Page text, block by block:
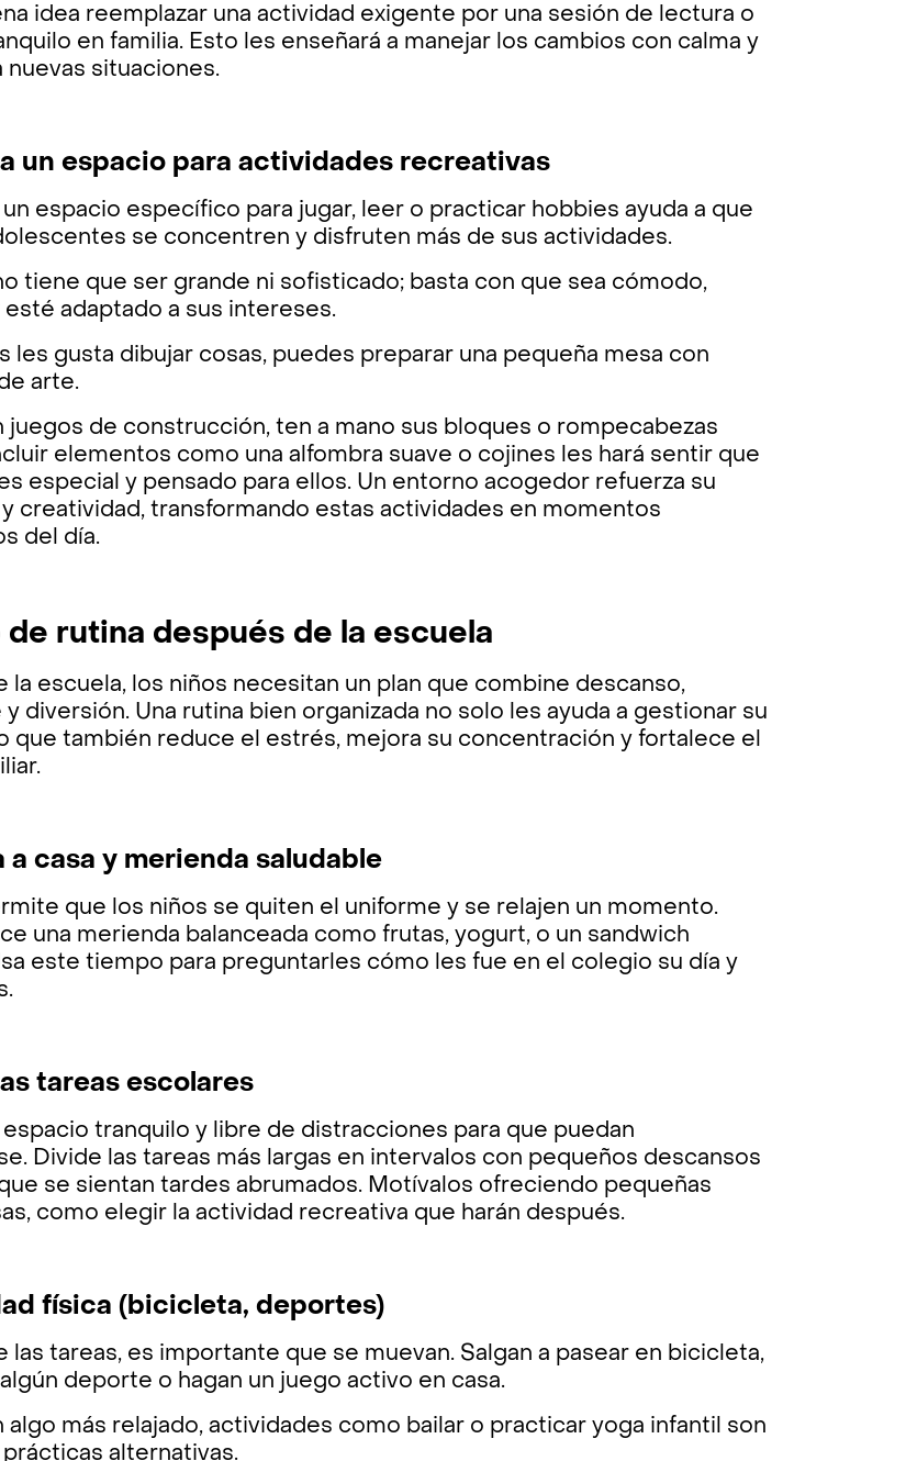
idea reemplazar una actividad exigente por una sesión de lectura o
en familia. Esto les enseñará a manejar los cambios con calma y
nuevas situaciones.
un espacio para actividades recreativas
espacio específico para jugar, leer o practicar hobbies ayuda a que
se concentren y disfruten más de sus actividades.
tiene que ser grande ni sofisticado; basta con que sea cómodo,
adaptado a sus intereses.
les gusta dibujar cosas, puedes preparar una pequeña mesa con
arte.
juegos de construcción, ten a mano sus bloques o rompecabezas
elementos como una alfombra suave o cojines les hará sentir que
especial y pensado para ellos. Un entorno acogedor refuerza su
creatividad, transformando estas actividades en momentos
del día.
de rutina después de la escuela
la escuela, los niños necesitan un plan que combine descanso,
y diversión. Una rutina bien organizada no solo les ayuda a gestionar su
que también reduce el estrés, mejora su concentración y fortalece el
a casa y merienda saludable
que los niños se quiten el uniforme y se relajen un momento.
una merienda balanceada como frutas, yogurt, o un sandwich
este tiempo para preguntarles cómo les fue en el colegio su día y
tareas escolares
espacio tranquilo y libre de distracciones para que puedan
Divide las tareas más largas en intervalos con pequeños descansos
se sientan tardes abrumados. Motívalos ofreciendo pequeñas
como elegir la actividad recreativa que harán después.
física (bicicleta, deportes)
las tareas, es importante que se muevan. Salgan a pasear en bicicleta,
deporte o hagan un juego activo en casa.
algo más relajado, actividades como bailar o practicar yoga infantil son
alternativas.